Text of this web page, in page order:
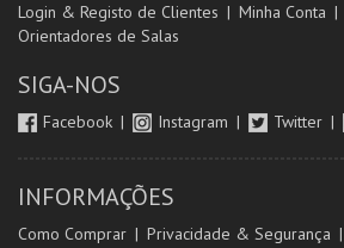
Login & Registo de Clientes Minha Conta
Orientadores de Salas
SIGA-NOS
Facebook Instagram Twitter
INFORMAÇÕES
Como Comprar Privacidade & Segurança